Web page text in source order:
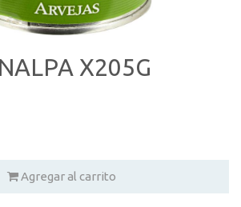
X205G
Agregar al carrito